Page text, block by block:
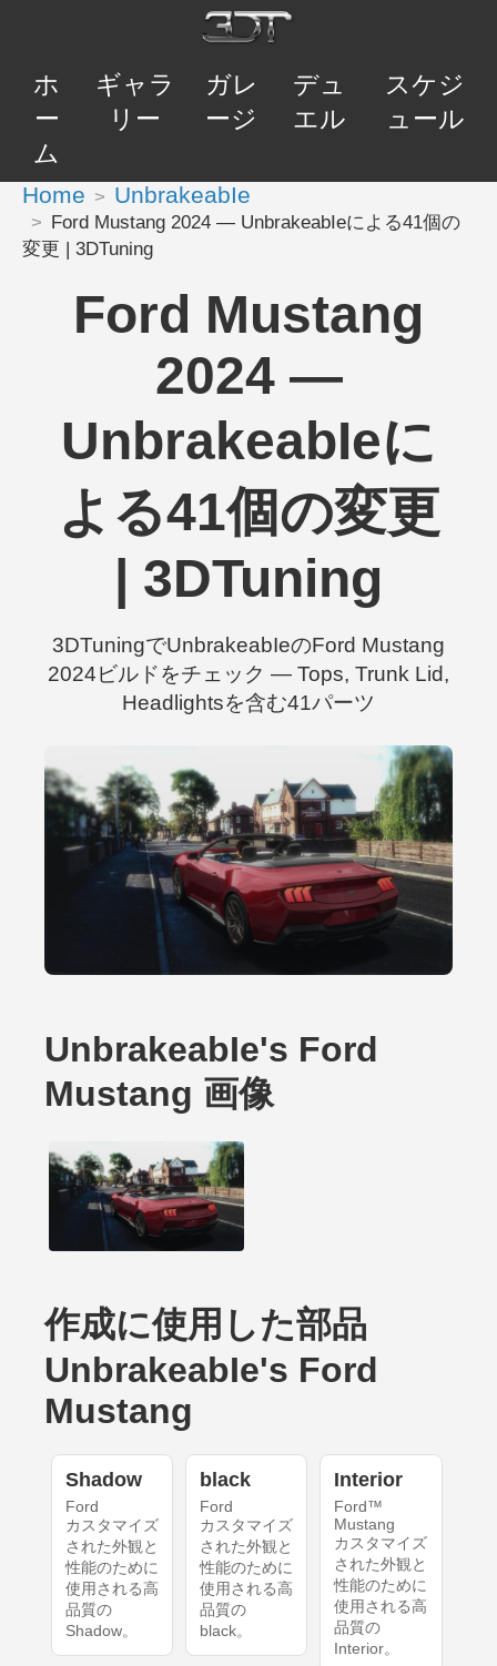
ホ
ー
ム
ギャラ
リー
ガレ
ージ
デュ
エル
スケジ
ュール
Home UnbrakeabIe
Ford Mustang 2024 — UnbrakeabIeによる41個の
変更 | 3DTuning
Ford Mustang
2024 —
UnbrakeabIeに
よる41個の変更
| 3DTuning
3DTuningでUnbrakeabIeのFord Mustang
2024ビルドをチェック — Tops, Trunk Lid,
Headlightsを含む41パーツ
UnbrakeabIe's Ford
Mustang 画像
作成に使用した部品
UnbrakeabIe's Ford
Mustang
Shadow
Ford
カスタマイズ
された外観と
性能のために
使用される高
品質の
Shadow。
black
Ford
カスタマイズ
された外観と
性能のために
使用される高
品質の
black。
Interior
Ford™
Mustang
カスタマイズ
された外観と
性能のために
使用される高
品質の
Interior。